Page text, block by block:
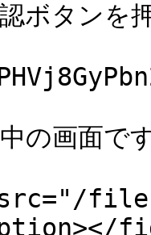
ボタンを
の画面で
files/